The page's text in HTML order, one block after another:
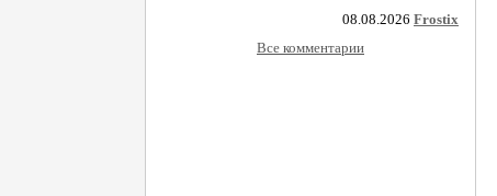
08.08.2026 Frostix
Все комментарии